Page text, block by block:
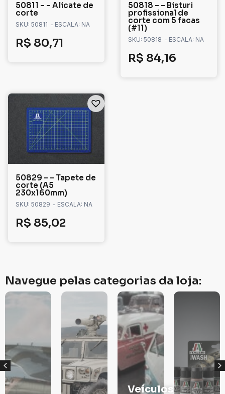
50811 – – Alicate de
corte
SKU: 50811 - ESCALA: NA
R$ 80,71
50818 – – Bisturi
profissional de
corte com 5 facas
(#11)
SKU: 50818 - ESCALA: NA
R$ 84,16
50829 – – Tapete de
corte (A5
230x160mm)
SKU: 50829 - ESCALA: NA
R$ 85,02
Navegue pelas categorias da loja:
Veículos